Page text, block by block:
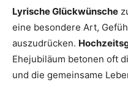
Lyrische Glückwünsche
eine besondere Art,
auszudrücken.
Ehejubiläum betonen oft
und die gemeinsame